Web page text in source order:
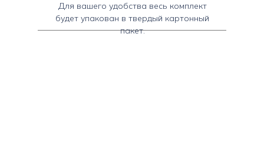
Для вашего удобства весь комплект
будет упакован в твердый картонный
пакет.